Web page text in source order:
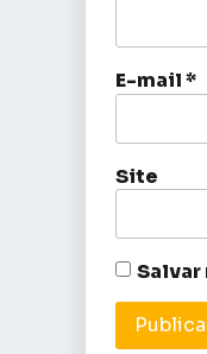
E-mail*
Site
Salvar